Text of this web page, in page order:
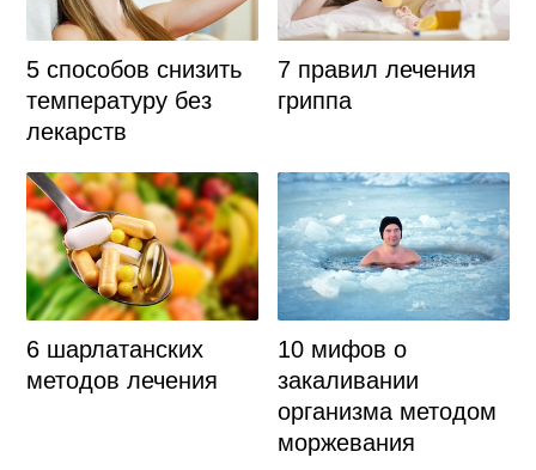
5 способов снизить
температуру без
лекарств
7 правил лечения
гриппа
6 шарлатанских
методов лечения
10 мифов о
закаливании
организма методом
моржевания